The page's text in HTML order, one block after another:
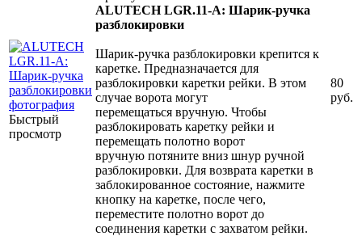
Быстрый
просмотр
ALUTECH LGR.11-A: Шарик-ручка
разблокировки
Шарик-ручка разблокировки крепится к
каретке. Предназначается для
разблокировки каретки рейки. В этом
случае ворота могут
перемещаться вручную. Чтобы
разблокировать каретку рейки и
перемещать полотно ворот
вручную потяните вниз шнур ручной
разблокировки. Для возврата каретки в
заблокированное состояние, нажмите
кнопку на каретке, после чего,
переместите полотно ворот до
соединения каретки с захватом рейки.
80
руб.